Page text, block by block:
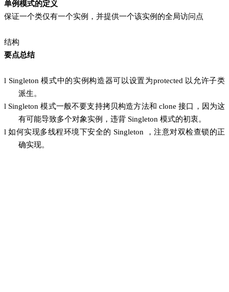
单例模式的定义
保证一个类仅有一个实例，并提供一个该实例的全局访问点
结构
要点总结
l Singleton 模式中的实例构造器可以设置为protected 以允许子类
派生。
l Singleton 模式一般不要支持拷贝构造方法和 clone 接口，因为这
有可能导致多个对象实例，违背 Singleton 模式的初衷。
l 如何实现多线程环境下安全的 Singleton ，注意对双检查锁的正
确实现。